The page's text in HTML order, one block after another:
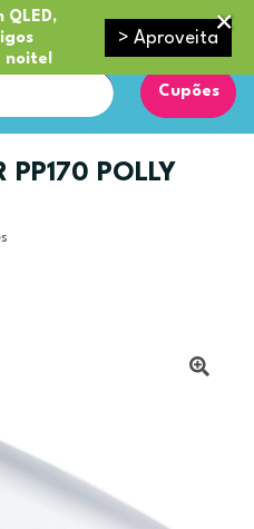
QLED,
noite!
> Aproveita
Cupões
PP170 POLLY